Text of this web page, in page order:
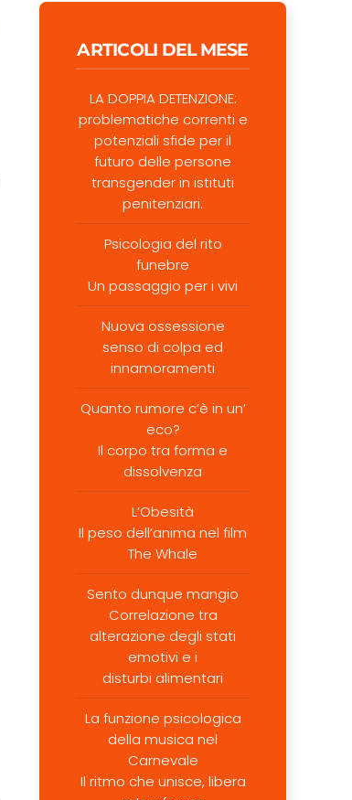
ARTICOLI DEL MESE
LA DOPPIA DETENZIONE:
problematiche correnti e
potenziali sfide per il
futuro delle persone
transgender in istituti
penitenziari.
Psicologia del rito
funebre
Un passaggio per i vivi
Nuova ossessione
senso di colpa ed
innamoramenti
Quanto rumore c’è in un’
eco?
Il corpo tra forma e
dissolvenza
L’Obesità
Il peso dell’anima nel film
The Whale
Sento dunque mangio
Correlazione tra
alterazione degli stati
emotivi e i
disturbi alimentari
La funzione psicologica
della musica nel
Carnevale
Il ritmo che unisce, libera